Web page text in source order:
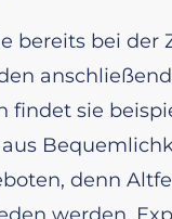
bereits bei der
findet sie
denn
werden.